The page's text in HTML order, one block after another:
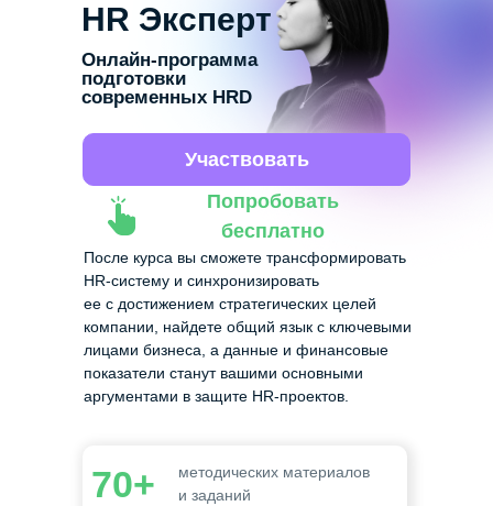
После курса вы сможете трансформировать
HR-систему и синхронизировать
ее с достижением стратегических целей
компании, найдете общий язык с ключевыми
лицами бизнеса, а данные и финансовые
показатели станут вашими основными
аргументами в защите HR-проектов.
HR Эксперт
70+
методических материалов
и заданий
Попробовать
бесплатно
Онлайн-программа
подготовки
современных HRD
Участвовать